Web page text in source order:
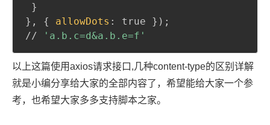
}
} , { allowDots : true } ) ;
//
'a.b.c=d&a.b.e=f'
以上这篇使用axios请求接口,几种content-type的区别详解
就是小编分享给大家的全部内容了，希望能给大家一个参
考，也希望大家多多支持脚本之家。